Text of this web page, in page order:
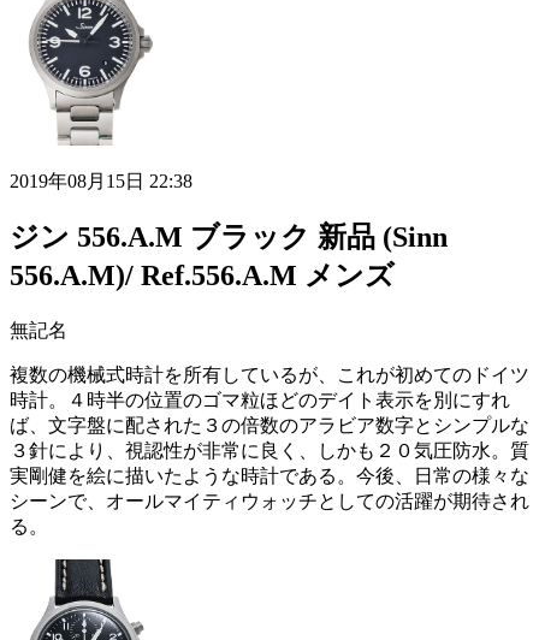
2019年08月15日 22:38
ジン 556.A.M ブラック 新品 (Sinn
556.A.M)/ Ref.556.A.M メンズ
無記名
複数の機械式時計を所有しているが、これが初めてのドイツ
時計。４時半の位置のゴマ粒ほどのデイト表示を別にすれ
ば、文字盤に配された３の倍数のアラビア数字とシンプルな
３針により、視認性が非常に良く、しかも２０気圧防水。質
実剛健を絵に描いたような時計である。今後、日常の様々な
シーンで、オールマイティウォッチとしての活躍が期待され
る。